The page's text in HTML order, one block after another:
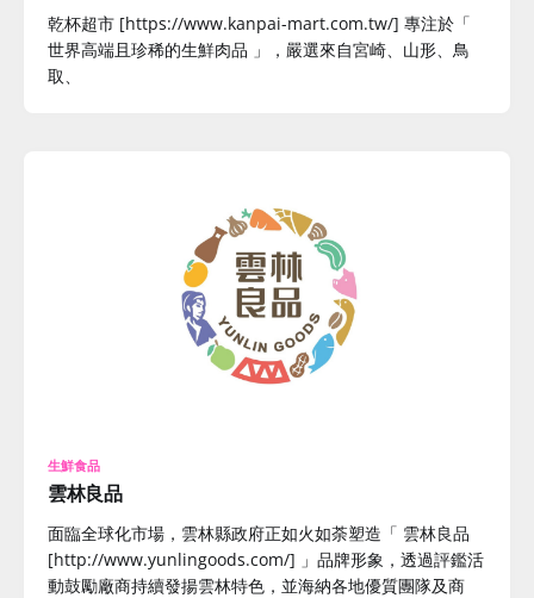
乾杯超市 [https://www.kanpai-mart.com.tw/] 專注於「
世界高端且珍稀的生鮮肉品 」，嚴選來自宮崎、山形、鳥
取、
生鮮食品
雲林良品
面臨全球化市場，雲林縣政府正如火如荼塑造「 雲林良品
[http://www.yunlingoods.com/] 」品牌形象，透過評鑑活
動鼓勵廠商持續發揚雲林特色，並海納各地優質團隊及商